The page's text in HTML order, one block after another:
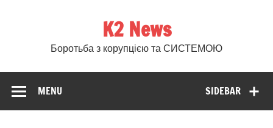
K2 News
Боротьба з корупцією та СИСТЕМОЮ
SIDEBAR
MENU